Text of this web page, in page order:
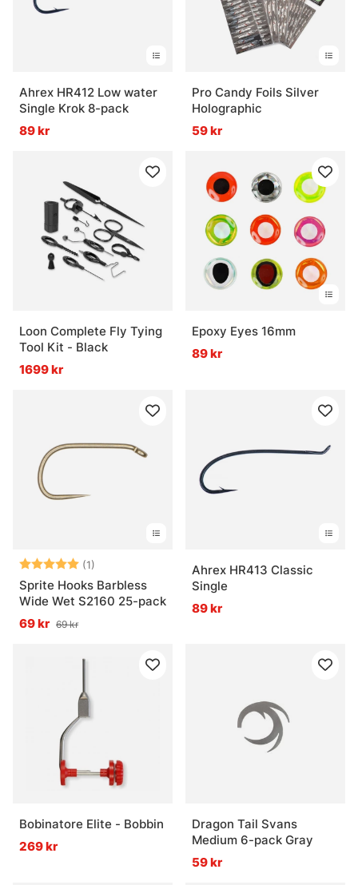
Ahrex HR412 Low water
Single Krok 8-pack
89 kr
Pro Candy Foils Silver
Holographic
59 kr
Loon Complete Fly Tying
Tool Kit - Black
1699 kr
Epoxy Eyes 16mm
89 kr
Betyg: (1)
5.0 utav 5 stjärnor
Sprite Hooks Barbless
Wide Wet S2160 25-pack
69 kr 69 kr
Ahrex HR413 Classic
Single
89 kr
Bobinatore Elite - Bobbin
269 kr
Dragon Tail Svans
Medium 6-pack Gray
59 kr